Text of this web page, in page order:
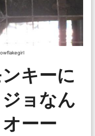
キーに
ョなん
ーー